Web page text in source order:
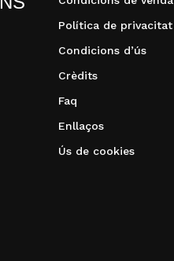
Política de privacitat
Condicions d’ús
Crèdits
Faq
Enllaços
Ús de cookies